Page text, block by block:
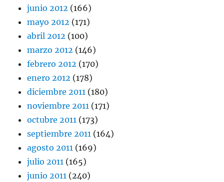
junio 2012 (166)
mayo 2012 (171)
abril 2012 (100)
marzo 2012 (146)
febrero 2012 (170)
enero 2012 (178)
diciembre 2011 (180)
noviembre 2011 (171)
octubre 2011 (173)
septiembre 2011 (164)
agosto 2011 (169)
julio 2011 (165)
junio 2011 (240)